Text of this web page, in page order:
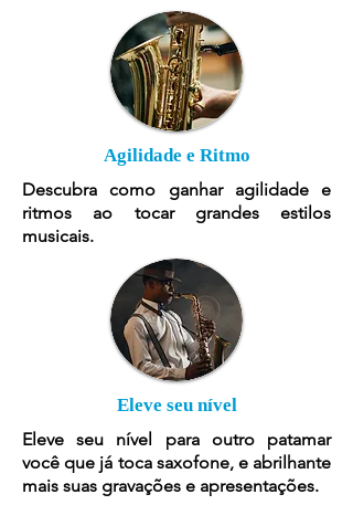
Agilidade e Ritmo
Descubra como ganhar agilidade e
ritmos ao tocar grandes estilos
musicais.
Eleve seu nível
Eleve seu nível para outro patamar
você que já toca saxofone, e abrilhante
mais suas gravações e apresentações.